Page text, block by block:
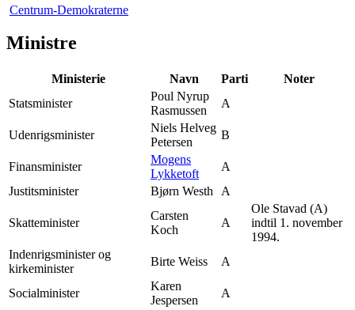
Centrum-Demokraterne
Ministre
Ministerie Navn Parti
Noter
Statsminister
Poul Nyrup
Rasmussen
A
Udenrigsminister
Niels Helveg
Petersen
B
Finansminister
Mogens
Lykketoft
A
Justitsminister
Bjørn Westh A
Skatteminister
Carsten
Koch
A
Ole Stavad (A)
indtil 1. november
1994.
Indenrigsminister og
kirkeminister
Birte Weiss A
Socialminister
Karen
Jespersen
A